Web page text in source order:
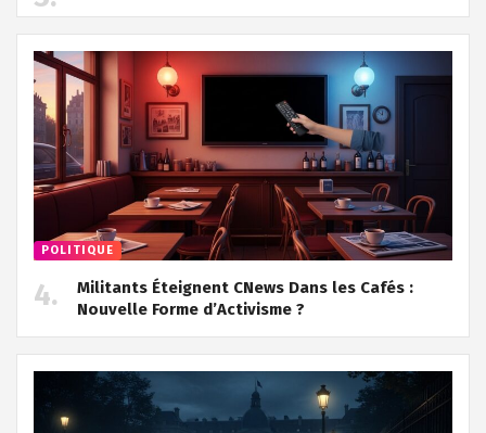
POLITIQUE
Militants Éteignent CNews Dans les Cafés :
Nouvelle Forme d’Activisme ?